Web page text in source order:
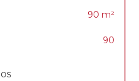
90 m²
90
Nos